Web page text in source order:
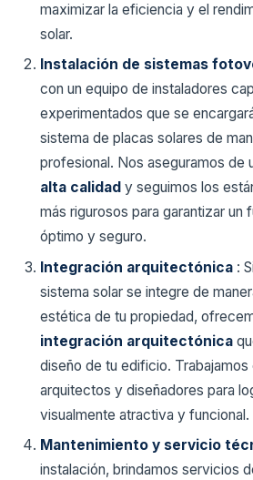
maximizar la eficiencia y el
solar.
Instalación de sistemas
con un equipo de instaladores
experimentados que se
sistema de placas solares de
profesional. Nos aseguramos de
alta calidad y seguimos los
más rigurosos para garantizar un
óptimo y seguro.
Integración arquitectónica :
sistema solar se integre de
estética de tu propiedad,
integración arquitectónica
diseño de tu edificio.
arquitectos y diseñadores para
visualmente atractiva y funcional.
Mantenimiento y servicio
instalación, brindamos servicios